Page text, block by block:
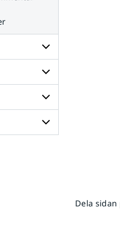
Undersidor
för
Radar
och
satellit
Undersidor
för
Väder
till
havs
Undersidor
för
Dela sidan